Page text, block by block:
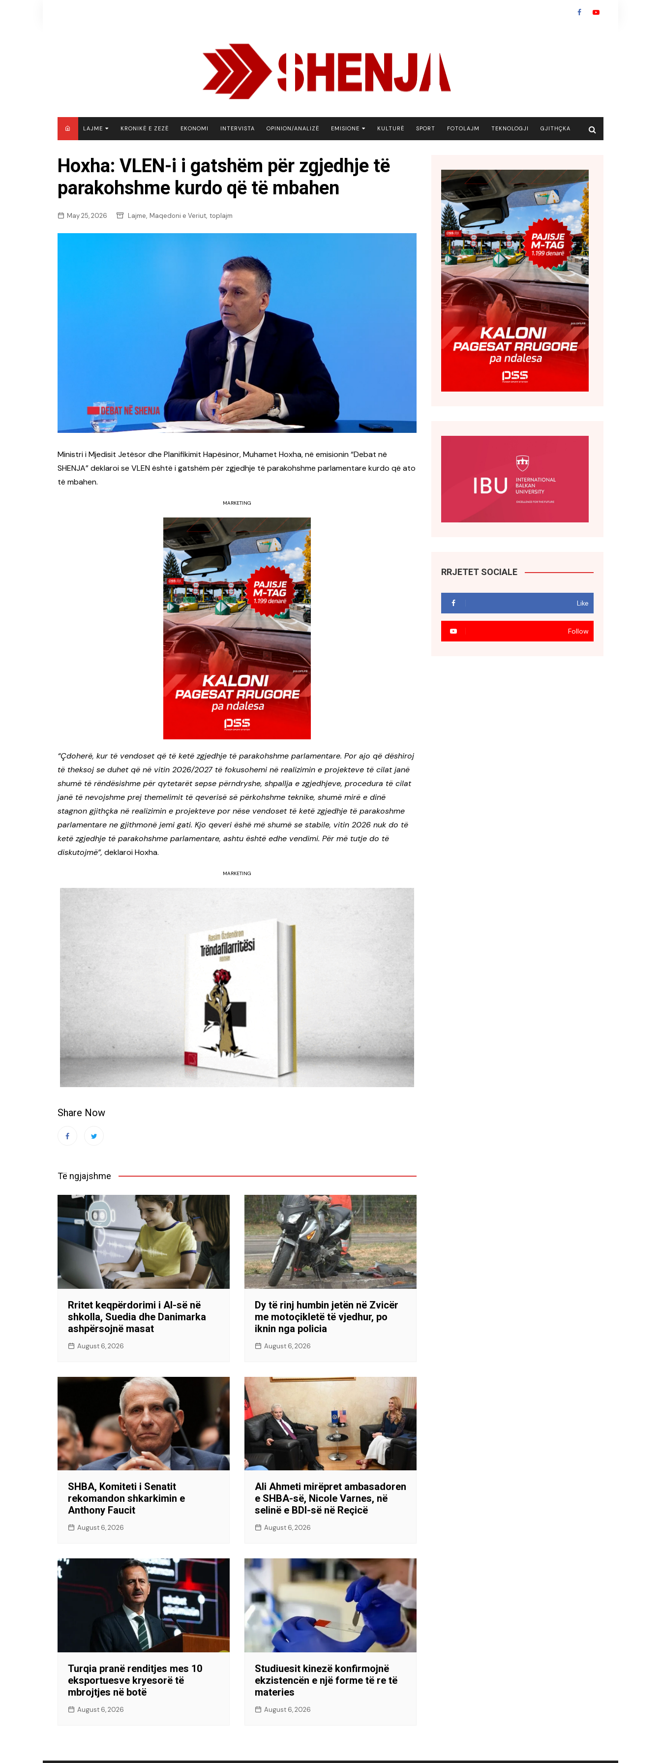
LAJME
KOSOVË
SHQIPËRI
BOTË
KRONIKË E ZEZË EKONOMI INTERVISTA OPINION/ANALIZË EMISIONE
BOTA NE FOKUS
RETRO JAVORE
KULTURË SPORT FOTOLAJM TEKNOLOGJI GJITHÇKA
Hoxha: VLEN-i i gatshëm për zgjedhje të
parakohshme kurdo që të mbahen
May 25, 2026 Lajme, Maqedoni e Veriut, toplajm
Ministri i Mjedisit Jetësor dhe Planifikimit Hapësinor,Muhamet Hoxha, në emisionin “Debat në
SHENJA” deklaroi se VLEN është i gatshëm për zgjedhje të parakohshme parlamentare kurdo që ato
të mbahen.
MARKETING
“Çdoherë, kur të vendoset që të ketë zgjedhje të parakohshme parlamentare. Por ajo që dëshiroj
të theksoj se duhet që në vitin 2026/2027 të fokusohemi në realizimin e projekteve të cilat janë
shumë të rëndësishme për qytetarët sepse përndryshe, shpallja e zgjedhjeve, procedura të cilat
janë të nevojshme prej themelimit të qeverisë së përkohshme teknike, shumë mirë e dinë
stagnon gjithçka në realizimin e projekteve por nëse vendoset të ketë zgjedhje të parakoshme
parlamentare ne gjithmonë jemi gati. Kjo qeveri ëshë më shumë se stabile, vitin 2026 nuk do të
ketë zgjedhje të parakohshme parlamentare, ashtu është edhe vendimi. Për më tutje do të
diskutojmë”, deklaroi Hoxha.
MARKETING
Share Now
Të ngjajshme
Rritet keqpërdorimi i AI-së në
shkolla, Suedia dhe Danimarka
ashpërsojnë masat
August 6, 2026
Dy të rinj humbin jetën në Zvicër
me motoçikletë të vjedhur, po
iknin nga policia
August 6, 2026
SHBA, Komiteti i Senatit
rekomandon shkarkimin e
Anthony Faucit
August 6, 2026
Ali Ahmeti mirëpret ambasadoren
e SHBA-së, Nicole Varnes, në
selinë e BDI-së në Reçicë
August 6, 2026
Turqia pranë renditjes mes 10
eksportuesve kryesorë të
mbrojtjes në botë
August 6, 2026
Studiuesit kinezë konfirmojnë
ekzistencën e një forme të re të
materies
August 6, 2026
RRJETET SOCIALE
Like
Follow